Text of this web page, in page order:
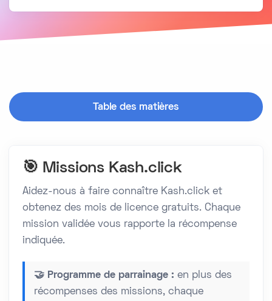
Table des matières
🎯 Missions Kash.click
Aidez-nous à faire connaître Kash.click et
obtenez des mois de licence gratuits. Chaque
mission validée vous rapporte la récompense
indiquée.
🤝 Programme de parrainage : en plus des
récompenses des missions, chaque